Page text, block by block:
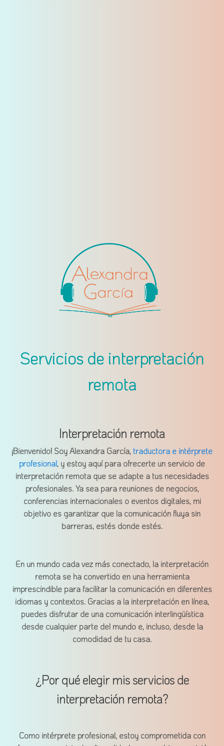
Servicios de interpretación
remota
Interpretación remota
¡Bienvenido! Soy Alexandra García, traductora e intérprete
profesional, y estoy aquí para ofrecerte un servicio de
interpretación remota que se adapte a tus necesidades
profesionales. Ya sea para reuniones de negocios,
conferencias internacionales o eventos digitales, mi
objetivo es garantizar que la comunicación fluya sin
barreras, estés donde estés.
En un mundo cada vez más conectado, la interpretación
remota se ha convertido en una herramienta
imprescindible para facilitar la comunicación en diferentes
idiomas y contextos. Gracias a la interpretación en línea,
puedes disfrutar de una comunicación interlingüística
desde cualquier parte del mundo e, incluso, desde la
comodidad de tu casa.
¿Por qué elegir mis servicios de
interpretación remota?
Como intérprete profesional, estoy comprometida con